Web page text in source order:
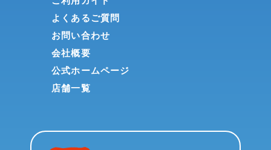
よくあるご質問
お問い合わせ
会社概要
公式ホームページ
店舗一覧